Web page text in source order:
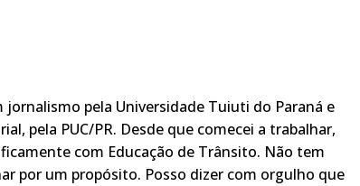
pela Universidade Tuiuti do Paraná e
pela PUC/PR. Desde que comecei a trabalhar,
com Educação de Trânsito. Não tem
por um propósito. Posso dizer com orgulho que